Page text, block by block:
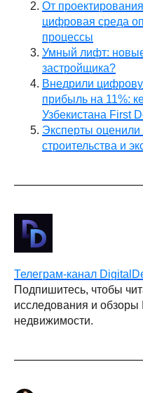
От
цифровая среда
процессы
Умный лифт:
застройщика?
Внедрили
прибыль на 11%:
Узбекистана First
Эксперты
строительства и
Телеграм-канал
Подпишитесь, чтобы
исследования и обзоры
недвижимости.